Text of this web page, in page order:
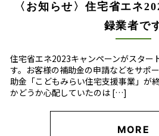
〈お知らせ〉住宅省エネ
録業者で
住宅省エネ2023キャンペーンがスタ
す。お客様の補助金の申請などをサポ
助金「こどもみらい住宅支援事業」が
かどうか心配していたのは […]
MORE